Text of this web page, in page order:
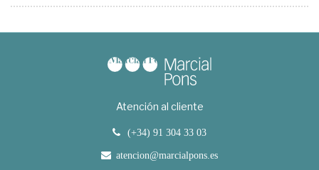
Atención al cliente
(+34) 91 304 33 03
atencion@marcialpons.es